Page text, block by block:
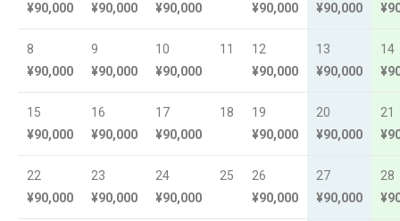
¥90,000
¥90,000
¥90,000
¥90,000
¥90,000
8
¥90,000
9
¥90,000
10
¥90,000
11
12
¥90,000
13
¥90,000
14
15
¥90,000
16
¥90,000
17
¥90,000
18
19
¥90,000
20
¥90,000
21
22
¥90,000
23
¥90,000
24
¥90,000
25
26
¥90,000
27
¥90,000
28